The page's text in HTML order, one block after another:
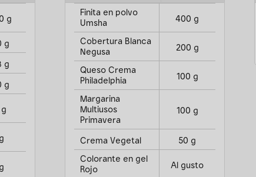
g
g
g
g
g
Finita en polvo
Umsha
400 g
Cobertura Blanca
Negusa
200 g
Queso Crema
Philadelphia
100 g
Margarina
Multiusos
Primavera
100 g
Crema Vegetal 50 g
Colorante en gel
Rojo
Al gusto